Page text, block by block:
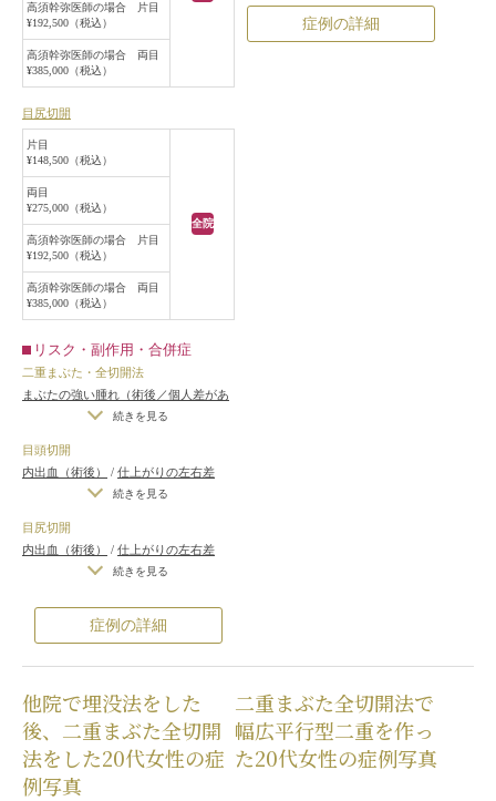
高須幹弥医師の場合 片目
¥192,500（税込）
高須幹弥医師の場合 両目
¥385,000（税込）
目尻切開
片目
¥148,500（税込）
全院
両目
¥275,000（税込）
高須幹弥医師の場合 片目
¥192,500（税込）
高須幹弥医師の場合 両目
¥385,000（税込）
リスク・副作用・合併症
二重まぶた・全切開法
まぶたの強い腫れ（術後／個人差があ
内出血（術後）/
/不自然な二重（無理に二重の幅を広
げた場合）/仕上がりのわずかな左右
差（完璧なシンメトリーは不可）
上がりが完璧に自分の理想の形になら
ないことがある
二重のラインの癒着
がとれる可能性
続きを見る
目頭切開
内出血（術後）
/ 仕上がりの左右差
（片目ずつ手術をする場合）
リーは不可）
の理想の形にならないことがある
続きを見る
目尻切開
内出血（術後）
/ 仕上がりの左右差
（片目ずつ手術をする場合）
リーは不可）/仕上がりが完璧に自分
の理想の形にならないことがある
続きを見る
症例の詳細
不自然な二重（無理に二重の幅を広
/仕上がりのわずかな左右
症例の詳細
他院で埋没法をした
後、二重まぶた全切開
法をした20代女性の症
例写真
二重まぶた全切開法で
幅広平行型二重を作っ
た20代女性の症例写真